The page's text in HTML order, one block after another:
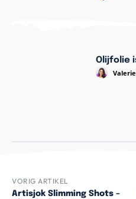
Olijfolie
Valerie
VORIG ARTIKEL
Artisjok Slimming Shots –